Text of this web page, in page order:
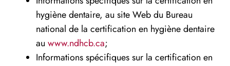
hygiène dentaire, au site Web du Bureau
national de la certification en hygiène dentaire
au www.ndhcb.ca;
Informations spécifiques sur la certification en